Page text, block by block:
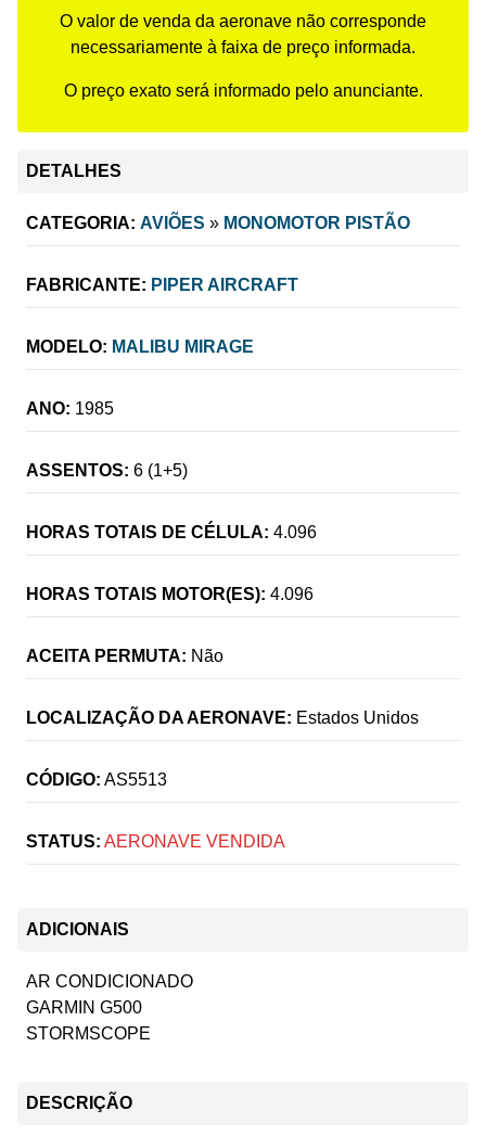
O valor de venda da aeronave não corresponde
necessariamente à faixa de preço informada.
O preço exato será informado pelo anunciante.
DETALHES
CATEGORIA: AVIÕES » MONOMOTOR PISTÃO
FABRICANTE: PIPER AIRCRAFT
MODELO: MALIBU MIRAGE
ANO: 1985
ASSENTOS: 6 (1+5)
HORAS TOTAIS DE CÉLULA: 4.096
HORAS TOTAIS MOTOR(ES): 4.096
ACEITA PERMUTA: Não
LOCALIZAÇÃO DA AERONAVE: Estados Unidos
CÓDIGO: AS5513
STATUS: AERONAVE VENDIDA
ADICIONAIS
AR CONDICIONADO
GARMIN G500
STORMSCOPE
DESCRIÇÃO